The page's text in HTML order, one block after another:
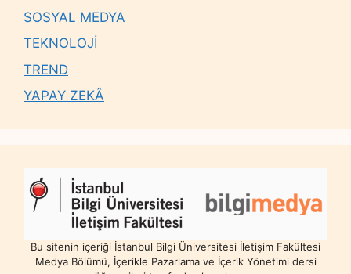
SOSYAL MEDYA
TEKNOLOJİ
TREND
YAPAY ZEKÂ
Bu sitenin içeriği İstanbul Bilgi Üniversitesi İletişim Fakültesi
Medya Bölümü, İçerikle Pazarlama ve İçerik Yönetimi dersi